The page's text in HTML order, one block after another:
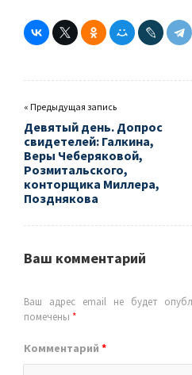
« Предыдущая запись
Девятый день. Допрос
свидетелей: Галкина,
Веры Чеберяковой,
Розмитальского,
конторщика Миллера,
Позднякова
Ваш комментарий
Ваш адрес email не будет
помечены *
Комментарий *